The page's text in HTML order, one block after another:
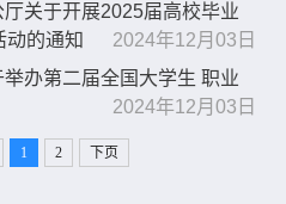
厅关于开展2025届高校毕业
动的通知
2024年12月03日
举办第二届全国大学生 职业
2024年12月03日
1 2 下页